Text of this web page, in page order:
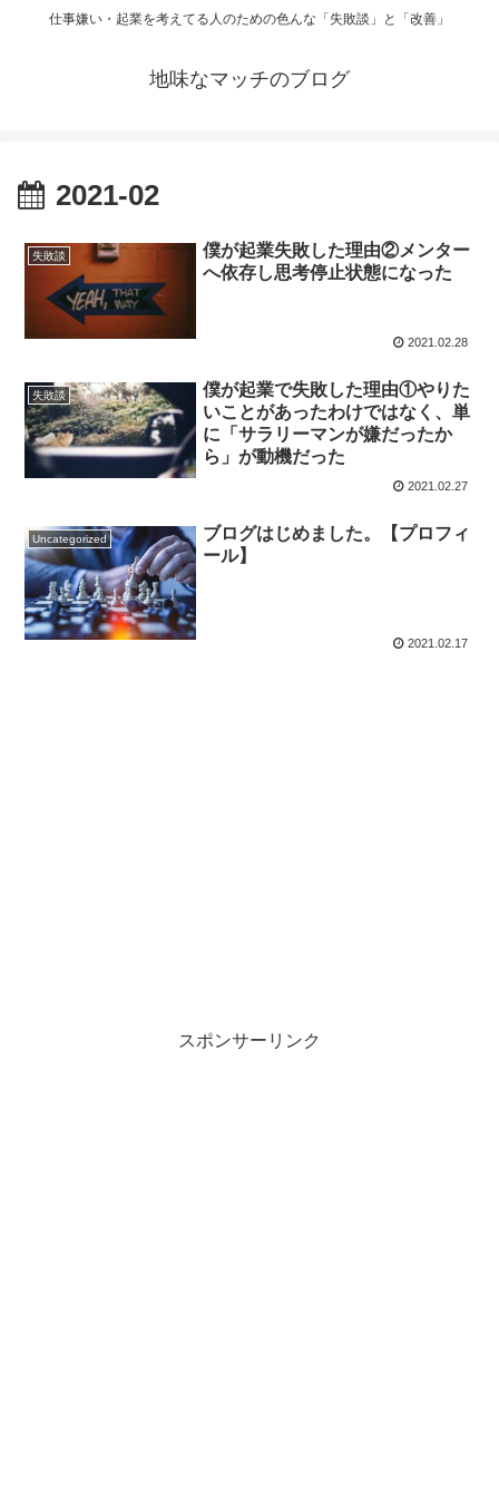
仕事嫌い・起業を考えてる人のための色んな「失敗談」と「改善」
地味なマッチのブログ
2021-02
失敗談
僕が起業失敗した理由②メンター
へ依存し思考停止状態になった
2021.02.28
失敗談
僕が起業で失敗した理由①やりた
いことがあったわけではなく、単
に「サラリーマンが嫌だったか
ら」が動機だった
2021.02.27
Uncategorized
ブログはじめました。【プロフィ
ール】
2021.02.17
スポンサーリンク